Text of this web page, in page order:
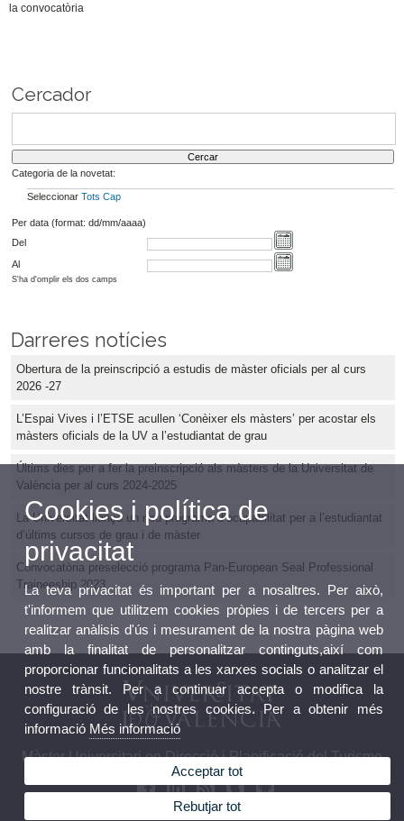
la convocatòria
Cercador
Categoria de la novetat:
Seleccionar Tots Cap
Per data (format: dd/mm/aaaa)
Del
Al
S'ha d'omplir els dos camps
Darreres notícies
Obertura de la preinscripció a estudis de màster oficials per al curs
2026 -27
L’Espai Vives i l’ETSE acullen ‘Conèixer els màsters’ per acostar els
màsters oficials de la UV a l’estudiantat de grau
Últims dies per a fer la preinscripció als màsters de la Universitat de
València per al curs 2024-2025
La Universitat llança un nou programa d’ocupabilitat per a l’estudiantat
d’últims cursos de grau i de màster
Convocatòria preselecció programa Pan-European Seal Professional
Traineeship 2023
Màster Universitari en Direcció i Planificació del Turisme
Cookies i política de
privacitat
La teva privacitat és important per a nosaltres. Per això,
t'informem que utilitzem cookies pròpies i de tercers per a
realitzar anàlisis d'ús i mesurament de la nostra pàgina web
amb la finalitat de personalitzar continguts,així com
proporcionar funcionalitats a les xarxes socials o analitzar el
nostre trànsit. Per a continuar accepta o modifica la
configuració de les nostres cookies. Per a obtenir més
informació Més informació
Acceptar tot
Rebutjar tot